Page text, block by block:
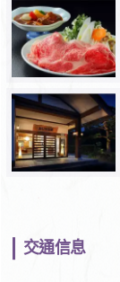
交通信息